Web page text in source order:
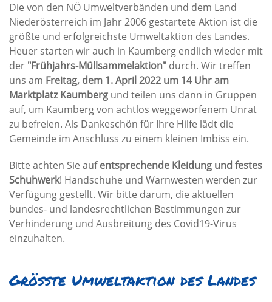
Die von den NÖ Umweltverbänden und dem Land
Niederösterreich im Jahr 2006 gestartete Aktion ist die
größte und erfolgreichste Umweltaktion des Landes.
Heuer starten wir auch in Kaumberg endlich wieder mit
der "Frühjahrs-Müllsammelaktion" durch. Wir treffen
uns am Freitag, dem 1. April 2022 um 14 Uhr am
Marktplatz Kaumberg und teilen uns dann in Gruppen
auf, um Kaumberg von achtlos weggeworfenem Unrat
zu befreien. Als Dankeschön für Ihre Hilfe lädt die
Gemeinde im Anschluss zu einem kleinen Imbiss ein.
Bitte achten Sie aufentsprechende Kleidung und festes
Schuhwerk! Handschuhe und Warnwesten werden zur
Verfügung gestellt. Wir bitte darum, die aktuellen
bundes- und landesrechtlichen Bestimmungen zur
Verhinderung und Ausbreitung des Covid19-Virus
einzuhalten.
Größte Umweltaktion des Landes